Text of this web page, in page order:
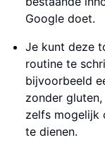
Google doet.
Je kunt deze
routine te
bijvoorbeeld
zonder
zelfs mogelijk
te dienen.